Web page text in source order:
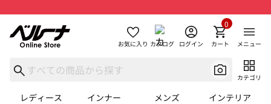
お気に入り カタログ ログイン カート
0
メニュー
カテゴリ
レディース インナー メンズ インテリア